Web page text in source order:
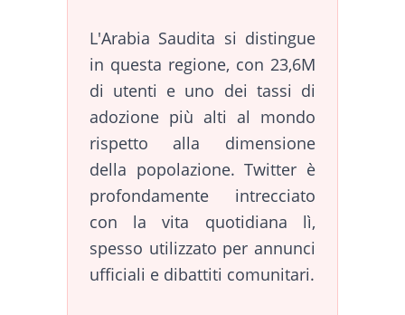
L'Arabia Saudita si distingue
in questa regione, con 23,6M
di utenti e uno dei tassi di
adozione più alti al mondo
rispetto alla dimensione
della popolazione. Twitter è
profondamente intrecciato
con la vita quotidiana lì,
spesso utilizzato per annunci
ufficiali e dibattiti comunitari.